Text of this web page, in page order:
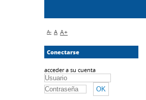
A- A A+
Conectarse
acceder a su cuenta